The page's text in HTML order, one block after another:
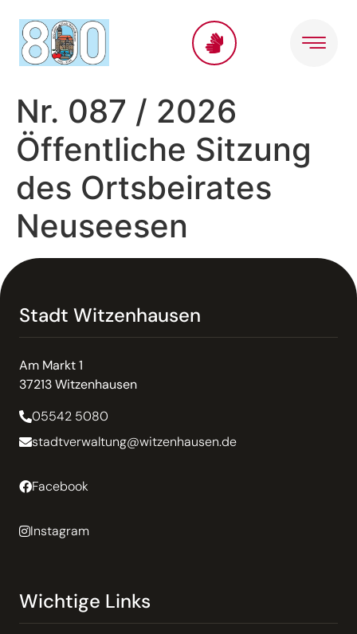
springen
Nr. 087 / 2026
Öffentliche Sitzung
des Ortsbeirates
Neuseesen
Stadt Witzenhausen
Am Markt 1
37213 Witzenhausen
05542 5080
stadtverwaltung@witzenhausen.de
Facebook
Instagram
Wichtige Links